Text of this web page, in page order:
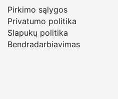
Pirkimo sąlygos
Privatumo politika
Slapukų politika
Bendradarbiavimas